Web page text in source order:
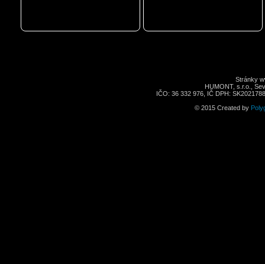
Stránky
HUMONT, s.r.o.,
IČO: 36 332 976, IČ DPH:
© 2015 Created by